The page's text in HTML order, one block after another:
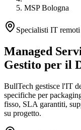
MSP Bologna
Specialisti IT
Managed
Gestito per il
BullTech gestisce l'IT
specifiche per
fisso, SLA garantiti,
su progetto.